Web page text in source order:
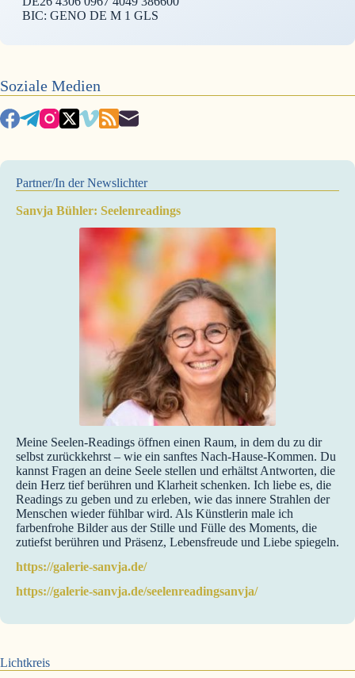
BIC: GENO DE M 1 GLS
Soziale Medien
Partner/In der Newslichter
Sanvja Bühler: Seelenreadings
Meine Seelen-Readings öffnen einen Raum, in dem du zu dir
selbst zurückkehrst – wie ein sanftes Nach-Hause-Kommen. Du
kannst Fragen an deine Seele stellen und erhältst Antworten, die
dein Herz tief berühren und Klarheit schenken. Ich liebe es, die
Readings zu geben und zu erleben, wie das innere Strahlen der
Menschen wieder fühlbar wird. Als Künstlerin male ich
farbenfrohe Bilder aus der Stille und Fülle des Moments, die
zutiefst berühren und Präsenz, Lebensfreude und Liebe spiegeln.
https://galerie-sanvja.de/
https://galerie-sanvja.de/seelenreadingsanvja/
Lichtkreis